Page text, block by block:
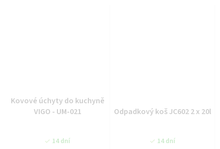
Kovové úchyty do kuchyně
VIGO - UM-021
14 dní
Odpadkový koš JC602 2 x 20l
14 dní